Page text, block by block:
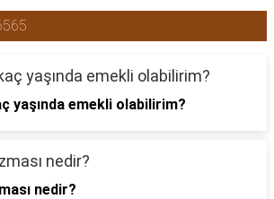
yaşında emekli olabilirim?
nedir?